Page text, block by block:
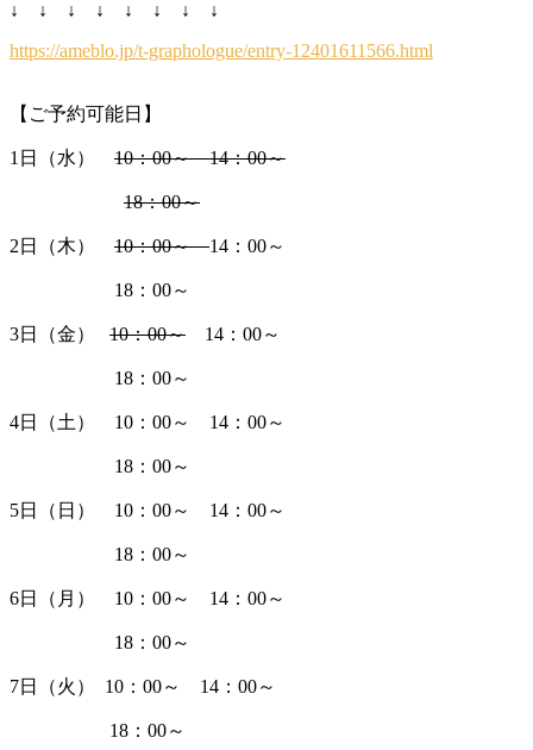
↓ ↓ ↓ ↓ ↓ ↓ ↓ ↓
https://ameblo.jp/t-graphologue/entry-12401611566.html
【ご予約可能日】
1日（水） 10：00～ 14：00～
18：00～
2日（木） 10：00～14：00～
18：00～
3日（金） 10：00～ 14：00～
18：00～
4日（土） 10：00～ 14：00～
18：00～
5日（日） 10：00～ 14：00～
18：00～
6日（月） 10：00～ 14：00～
18：00～
7日（火） 10：00～ 14：00～
18：00～